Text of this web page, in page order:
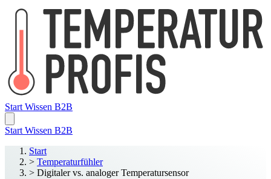
Start Wissen B2B
Start Wissen B2B
Start
> Temperaturfühler
> Digitaler vs. analoger Temperatursensor